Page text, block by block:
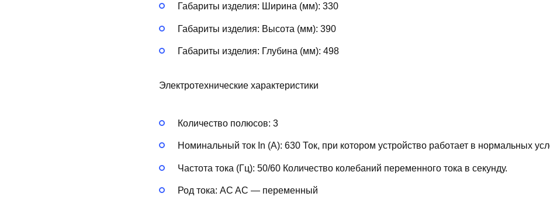
Габариты изделия: Ширина (мм): 330
Габариты изделия: Высота (мм): 390
Габариты изделия: Глубина (мм): 498
Электротехнические характеристики
Количество полюсов: 3
Номинальный ток In (А): 630 Ток, при котором устройство работает в нормальных
Частота тока (Гц): 50/60 Количество колебаний переменного тока в секунду.
Род тока: AC AC — переменный